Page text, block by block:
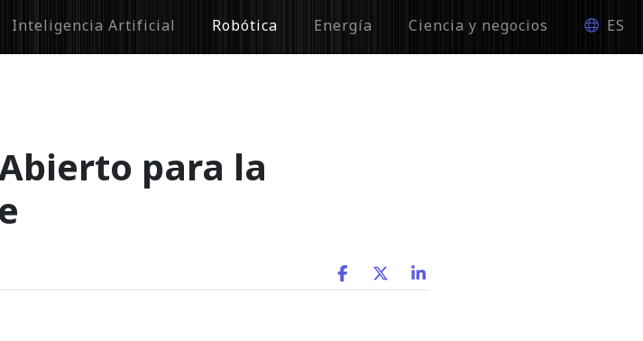
Inteligencia Artificial Robótica Energía Ciencia y negocios ES
para la